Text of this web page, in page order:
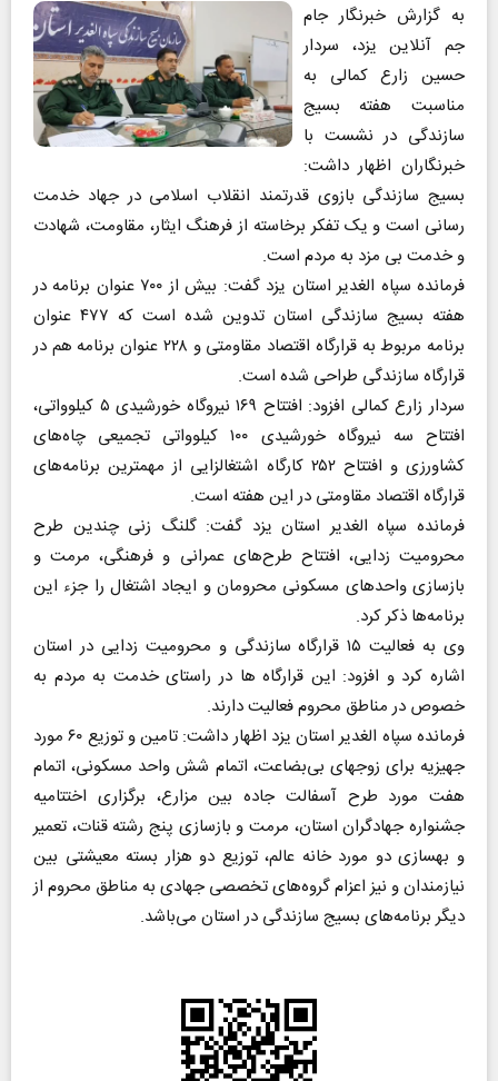
به گزارش خبرنگار جام
جم آنلاین یزد، سردار
حسین زارع کمالی به
مناسبت هفته بسیج
سازندگی در نشست با
خبرنگاران اظهار داشت:
بسیج سازندگی بازوی قدرتمند انقلاب اسلامی در جهاد خدمت
رسانی است و یک تفکر برخاسته از فرهنگ ایثار، مقاومت، شهادت
و خدمت بی مزد به مردم است.
فرمانده سپاه الغدیر استان یزد ‌گفت: بیش از ۷۰۰ عنوان برنامه در
هفته بسیج سازندگی استان تدوین شده است که ۴۷۷ عنوان
برنامه مربوط به قرارگاه اقتصاد مقاومتی و ۲۲۸ عنوان برنامه هم در
قرارگاه سازندگی طراحی شده است.
سردار زارع کمالی افزود: افتتاح ۱۶۹ نیروگاه خورشیدی ۵ کیلوواتی،
افتتاح سه نیروگاه خورشیدی ۱۰۰ کیلوواتی تجمیعی چاه‌های
کشاورزی و افتتاح ۲۵۲ کارگاه اشتغالزایی از مهمترین برنامه‌های
قرارگاه اقتصاد مقاومتی در این هفته است.
فرمانده سپاه الغدیر استان یزد گفت: گلنگ زنی چندین طرح
محرومیت زدایی، افتتاح طرح‌های عمرانی و فرهنگی، مرمت و
بازسازی واحدهای مسکونی محرومان و ایجاد اشتغال را جزء این
برنامه‌ها ذکر کرد.
وی به فعالیت ۱۵ قرارگاه سازندگی و محرومیت زدایی در استان
اشاره کرد و افزود: این قرارگاه ها در راستای خدمت به مردم به
خصوص در مناطق محروم فعالیت دارند.
فرمانده سپاه الغدیر استان یزد اظهار داشت: تامین و توزیع ۶۰ مورد
جهیزیه برای زوجهای بی‌بضاعت، اتمام شش واحد مسکونی، اتمام
هفت مورد طرح آسفالت جاده بین مزارع، برگزاری اختتامیه
جشنواره جهادگران استان، مرمت و بازسازی پنج رشته قنات، تعمیر
و بهسازی دو مورد خانه عالم، توزیع دو هزار بسته معیشتی بین
نیازمندان و نیز اعزام گروه‌های تخصصی جهادی به مناطق محروم از
دیگر برنامه‌های بسیج سازندگی در استان می‌باشد.